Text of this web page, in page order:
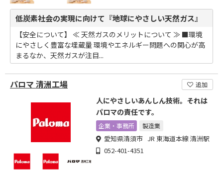
低炭素社会の実現に向けて『地球にやさしい天然ガス』
【安全について】 ≪ 天然ガスのメリットについて ≫ ■環境
にやさしく豊富な埋蔵量 環境やエネルギー問題への関心が高
まるなか、天然ガスが注目...
パロマ 清洲工場 追加
人にやさしいあんしん技術。それは
パロマの責任です。
企業・事務所 製造業
愛知県清須市 JR 東海道本線 清洲駅
052-401-4351